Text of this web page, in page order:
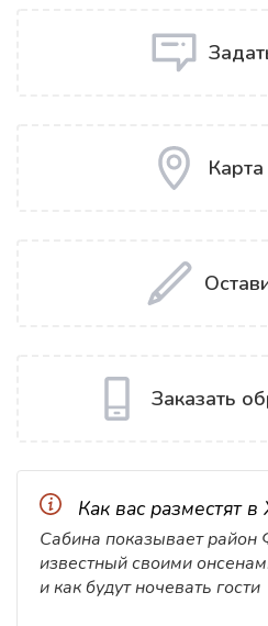
Заказать
Как вас разместят в
Сабина показывает район
известный своими
и как будут ночевать гости